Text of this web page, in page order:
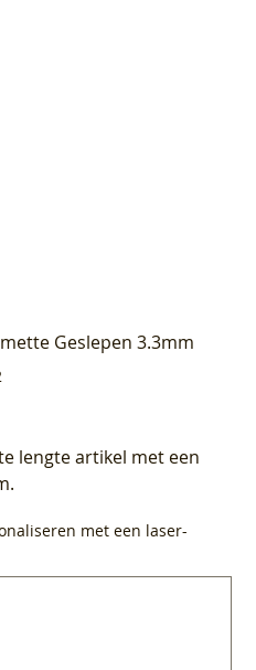
Geslepen 3.3mm
lengte artikel met een
met een laser-